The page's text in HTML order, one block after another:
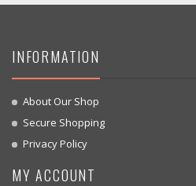
INFORMATION
About Our Shop
Secure Shopping
Privacy Policy
MY ACCOUNT